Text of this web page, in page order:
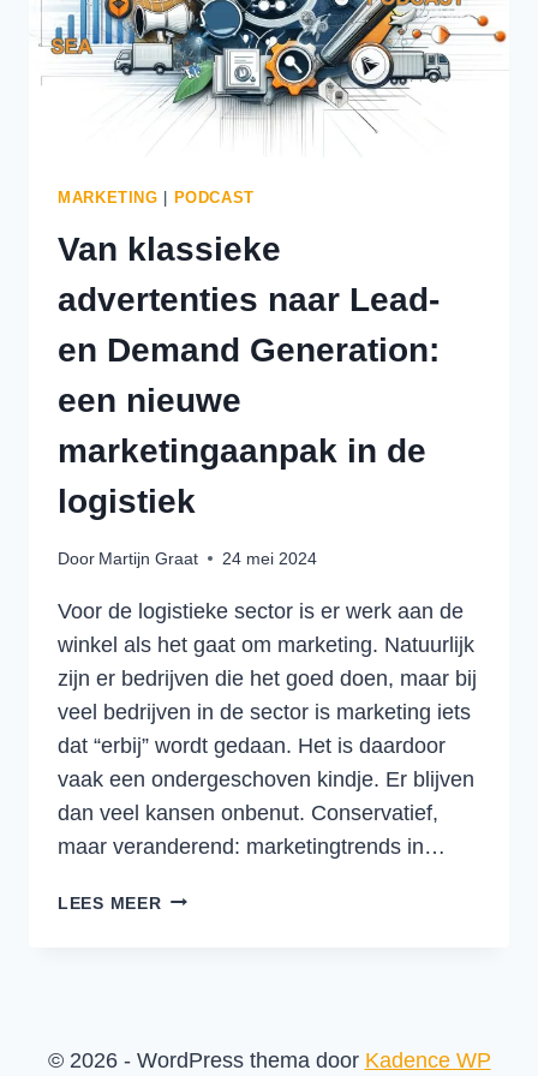
MARKETING PODCAST
Van klassieke
advertenties naar Lead-
en Demand Generation:
een nieuwe
marketingaanpak in de
logistiek
Door Martijn Graat 24 mei 2024
Voor de logistieke sector is er werk aan de
winkel als het gaat om marketing. Natuurlijk
zijn er bedrijven die het goed doen, maar bij
veel bedrijven in de sector is marketing iets
dat “erbij” wordt gedaan. Het is daardoor
vaak een ondergeschoven kindje. Er blijven
dan veel kansen onbenut. Conservatief,
maar veranderend: marketingtrends in…
LEES MEERVAN
DEMAND
© 2026 - WordPress thema door Kadence WP